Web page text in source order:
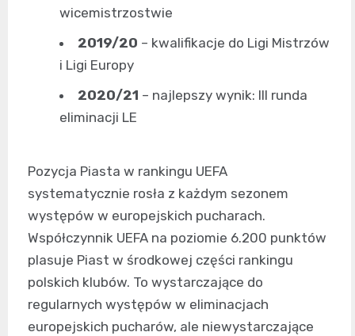
wicemistrzostwie
2019/20 – kwalifikacje do Ligi Mistrzów
i Ligi Europy
2020/21 – najlepszy wynik: III runda
eliminacji LE
Pozycja Piasta w rankingu UEFA
systematycznie rosła z każdym sezonem
występów w europejskich pucharach.
Współczynnik UEFA na poziomie 6.200 punktów
plasuje Piast w środkowej części rankingu
polskich klubów. To wystarczające do
regularnych występów w eliminacjach
europejskich pucharów, ale niewystarczające